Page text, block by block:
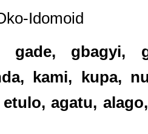
Idomoid
gade, gbagyi,
kami, kupa,
agatu,